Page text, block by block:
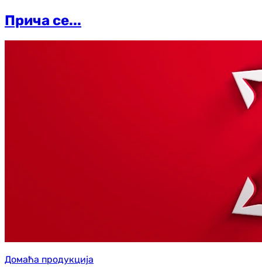
Прича се...
Домаћа продукција